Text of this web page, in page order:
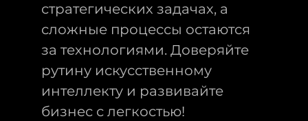
стратегических задачах, а
сложные процессы остаются
за технологиями. Доверяйте
рутину искусственному
интеллекту и развивайте
бизнес с легкостью!